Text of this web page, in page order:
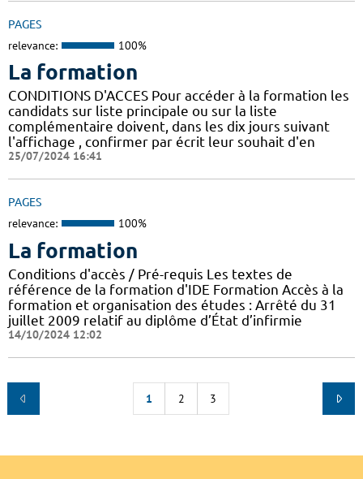
PAGES
relevance: 100%
La formation
CONDITIONS D'ACCES Pour accéder à la formation les
candidats sur liste principale ou sur la liste
complémentaire doivent, dans les dix jours suivant
l'affichage , confirmer par écrit leur souhait d'en
25/07/2024 16:41
PAGES
relevance: 100%
La formation
Conditions d'accès / Pré-requis Les textes de
référence de la formation d'IDE Formation Accès à la
formation et organisation des études : Arrêté du 31
juillet 2009 relatif au diplôme d’État d’infirmie
14/10/2024 12:02
1 2 3